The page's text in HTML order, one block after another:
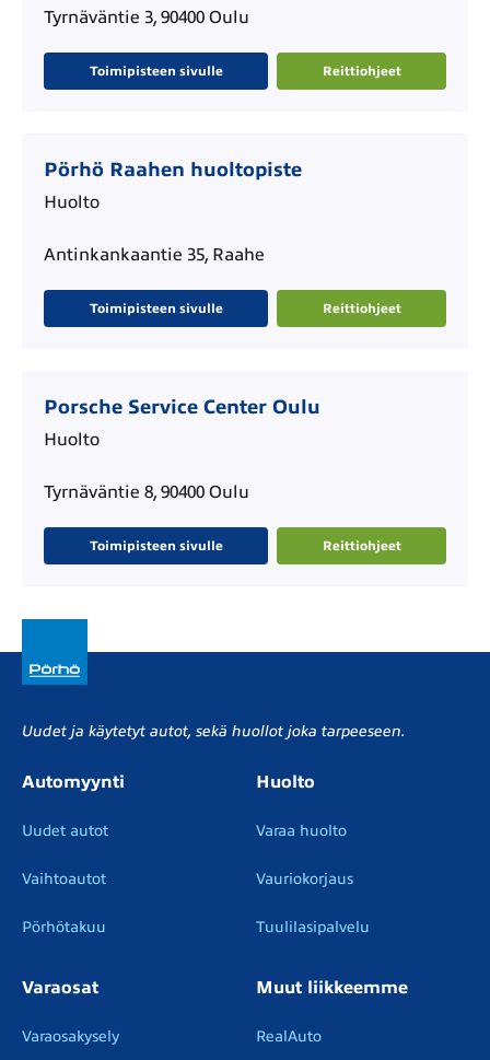
Tyrnäväntie 3, 90400 Oulu
Toimipisteen sivulle Reittiohjeet
Pörhö Raahen huoltopiste
Huolto
Antinkankaantie 35, Raahe
Toimipisteen sivulle Reittiohjeet
Porsche Service Center Oulu
Huolto
Tyrnäväntie 8, 90400 Oulu
Toimipisteen sivulle Reittiohjeet
Uudet ja käytetyt autot, sekä huollot joka tarpeeseen.
Automyynti
Uudet autot
Vaihtoautot
Pörhötakuu
Huolto
Varaa huolto
Vauriokorjaus
Tuulilasipalvelu
Varaosat
Varaosakysely
Muut liikkeemme
RealAuto